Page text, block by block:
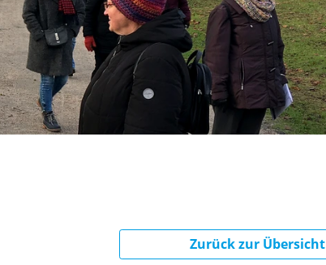
Zurück zur Übersicht